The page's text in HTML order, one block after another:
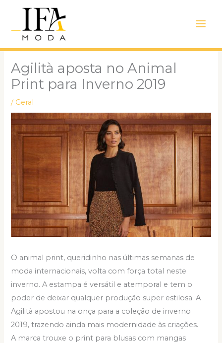
conteúdo
Menu
Agilità aposta no Animal
Print para Inverno 2019
/ Geral
O animal print, queridinho nas últimas semanas de
moda internacionais, volta com força total neste
inverno. A estampa é versátil e atemporal e tem o
poder de deixar qualquer produção super estilosa. A
Agilità apostou na onça para a coleção de inverno
2019, trazendo ainda mais modernidade às criações.
A marca trouxe o print para blusas com mangas